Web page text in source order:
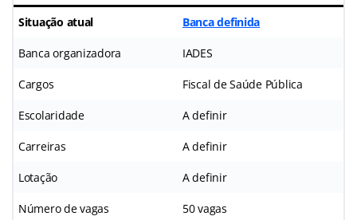
Situação atual Banca definida
Banca organizadora IADES
Cargos Fiscal de Saúde Pública
Escolaridade A definir
Carreiras A definir
Lotação A definir
Número de vagas 50 vagas